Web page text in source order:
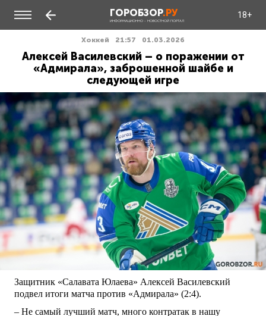
ГОРОБЗОР.РУ
ИНФОРМАЦИОННО - НОВОСТНОЙ ПОРТАЛ
18+
Хоккей 21:57 01.03.2026
Алексей Василевский – о поражении от
«Адмирала», заброшенной шайбе и
следующей игре
Защитник «Салавата Юлаева» Алексей Василевский
подвел итоги матча против «Адмирала» (2:4).
– Не самый лучший матч, много контратак в нашу